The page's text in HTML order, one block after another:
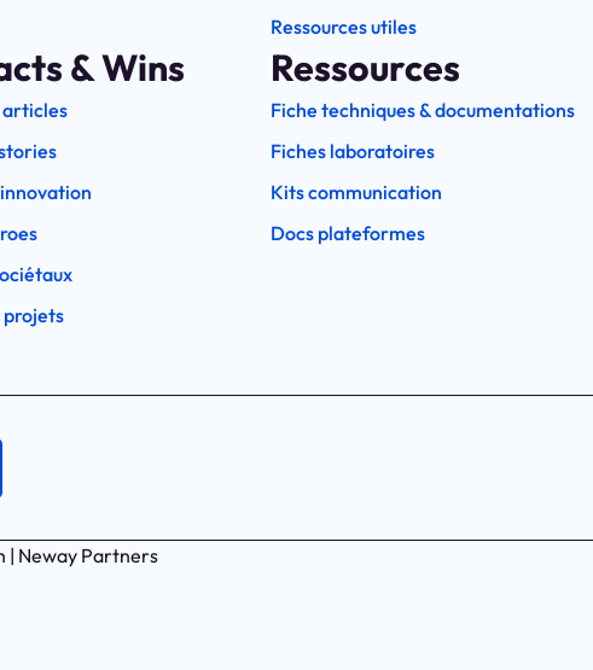
Ressources utiles
& Wins
articles
projets
Ressources
Fiche techniques & documentations
Fiches laboratoires
Kits communication
Docs plateformes
| Neway Partners